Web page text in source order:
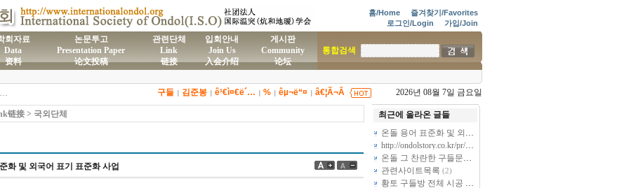
홈/Home
즐겨찾기/Favorites
로그인/Login
가입/Join
회자료
Data
资料
논문투고
Presentation Paper
论文投稿
관련단체
Link
链接
입회안내
Join Us
入会介绍
게시판
Community
论坛
통합검색
적 명세서
2026년도 전통온돌기술자 교육 일정 안내
제59차 전통온돌기술자 1,2급 교육과정 모집 안내
구들 김준봉 ê¹€ì¤€ë´… % êµ¬ë“¤ â€¦Ã¬Â 2026년 08월 7일 금요일
链接 > 국외단체
화 및 외국어 표기 표준화 사업
최근에 올라온 글들
온돌 용어 표준화 및 외국어 표기 표준화 사업
http://ondolstory.co.kr/pr/pr05_01.aspx 들러서 감상하시지요...^_^
온돌 그 찬란한 구들문화의 세계화를 위한 전략
관련사이트목록 (2)
황토 구들방 전체 시공 시방서